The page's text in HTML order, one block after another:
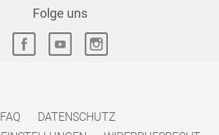
Folge uns
FAQ
DATENSCHUTZ